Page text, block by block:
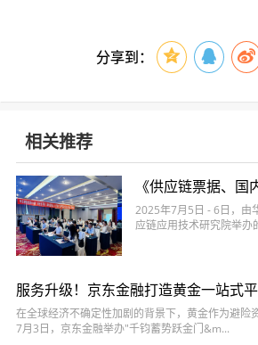
分享到：
相关推荐
2025年7月5日 - 6日，由
应链应用技术研究院举办
在全球经济不确定性加剧的背景下，黄金作为避险
7月3日，京东金融举办"千钧蓄势跃金门&m...